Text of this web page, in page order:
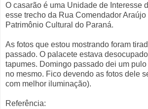
O casarão é uma Unidade de Interesse
esse trecho da Rua Comendador
Patrimônio Cultural do Paraná.
As fotos que estou mostrando foram
passado. O palacete estava
tapumes. Domingo passado dei um
no mesmo. Fico devendo as fotos dele
com melhor iluminação).
Referência: